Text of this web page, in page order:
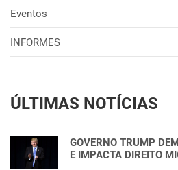
Eventos
INFORMES
ÚLTIMAS NOTÍCIAS
GOVERNO TRUMP
E IMPACTA DIREITO